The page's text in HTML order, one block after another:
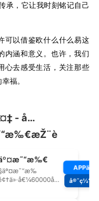
承，它让我时刻铭记自己
可以借鉴欧什么什么易这
内涵和意义。也许，我们
心去感受生活，关注那些
福。